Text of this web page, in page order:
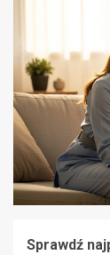
Sprawdź